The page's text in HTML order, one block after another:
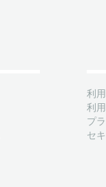
利
利
プ
セ